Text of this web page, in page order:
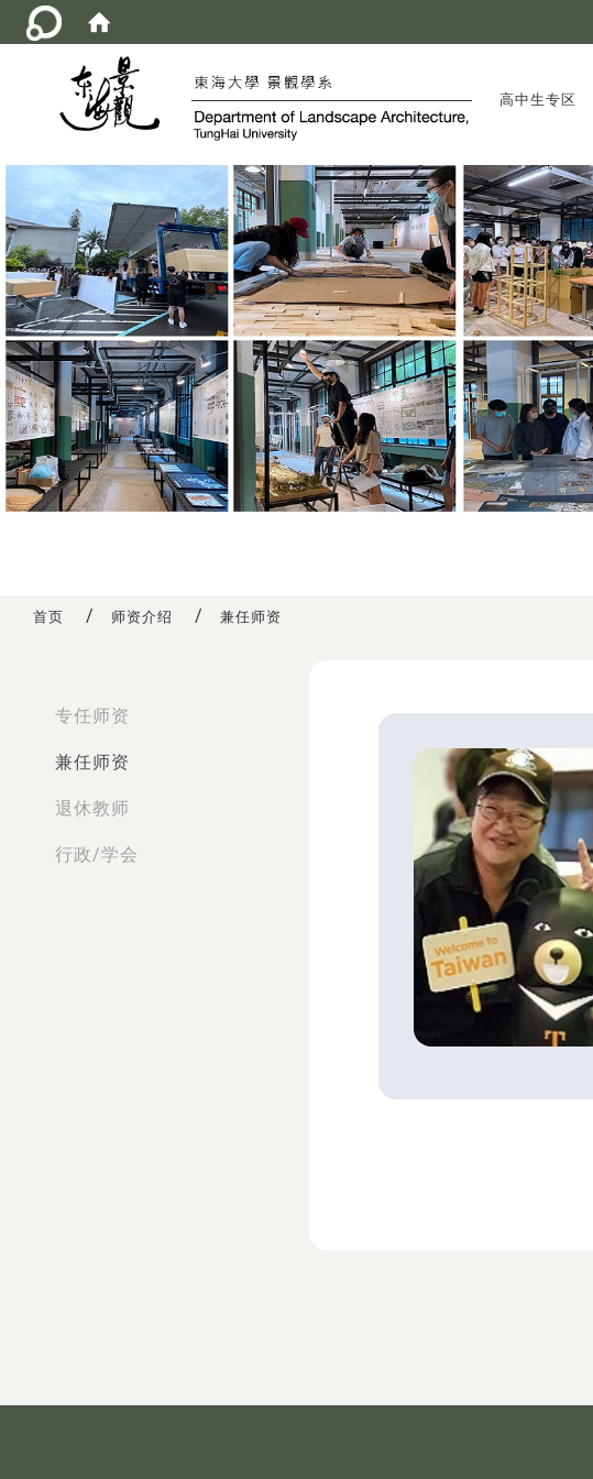
高中生专区
首页 师资介绍 兼任师资
专任师资
兼任师资
退休教师
行政/学会